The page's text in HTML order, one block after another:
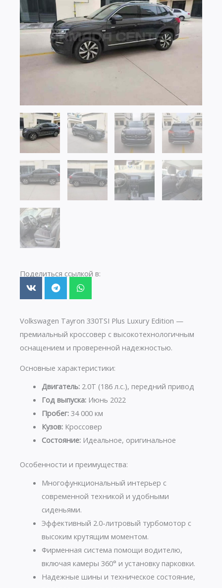
Поделиться ссылкой в:
Volkswagen Tayron 330TSI Plus Luxury Edition —
премиальный кроссовер с высокотехнологичным
оснащением и проверенной надежностью.
Основные характеристики:
Двигатель:2.0T (186 л.с.), передний привод
Год выпуска:Июнь 2022
Пробег:34 000 км
Кузов:Кроссовер
Состояние:Идеальное, оригинальное
Особенности и преимущества:
Многофункциональный интерьер с
современной техникой и удобными
сиденьями.
Эффективный 2.0-литровый турбомотор с
высоким крутящим моментом.
Фирменная система помощи водителю,
включая камеры 360° и установку парковки.
Надежные шины и техническое состояние,